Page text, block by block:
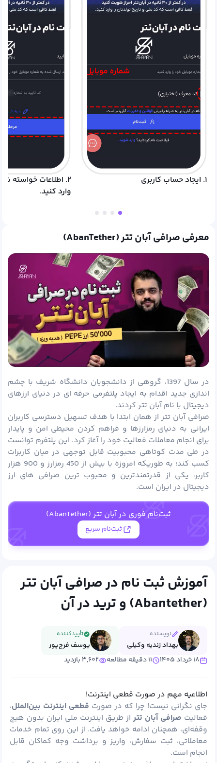
۱. ایجاد حساب کاربری
۲. اطلاعات خواسته
وارد کنید.
معرفی صرافی آبان تتر (AbanTether)
در سال 1397، گروهی از دانشجویان دانشگاه شریف با چشم
اندازی جدید اقدام به ایجاد پلتفرمی حرفه ای در دنیای ارزهای
دیجیتال با نام آبان تتر کردند.
صرافی آبان تتر از همان ابتدا با هدف تسهیل دسترسی کاربران
ایرانی به دنیای رمزارزها و فراهم کردن محیطی امن و پایدار
برای انجام معاملات فعالیت خود را آغاز کرد. این پلتفرم توانست
در طی مدت کوتاهی محبوبیت قابل توجهی در میان کاربرات
کسب کند؛ به طوریکه امروزه با بیش از 450 رمزارز و 900 هزار
کاربر، یکی از قدرتمندترین و محبوب ترین صرافی های ارز
دیجیتال در ایران است.
ثبت‌نام فوری در آبان تتر (AbanTether)
ثبت‌نام سریع
آموزش ثبت نام در صرافی آبان تتر
(Abantether) و ترید در آن
نویسنده
بهداد زندیه وکیلی
تأییدکننده
یوسف فرج‌پور
۱۸ خرداد ۱۴۰۵
۱۱ دقیقه مطالعه ۳,۶۰۲ بازدید
اطلاعیه مهم در صورت قطعی اینترنت!
جای نگرانی نیست! چرا که در صورت قطعی اینترنت بین‌الملل،
فعالیت صرافی آبان تتر از طریق اینترنت ملی ایران بدون هیچ
وقفه‌ای، همچنان ادامه خواهد یافت. از این روی تمام خدمات
معاملاتی، ثبت سفارش، واریز و برداشت وجه کماکان قابل
انجام است.